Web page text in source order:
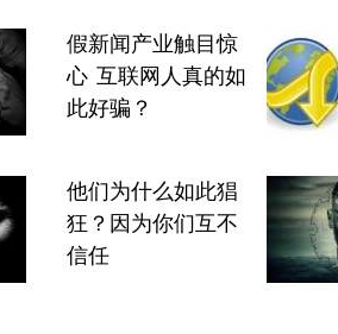
假新闻产业触目惊
心 互联网人真的如
此好骗？
他们为什么如此猖
狂？因为你们互不
信任